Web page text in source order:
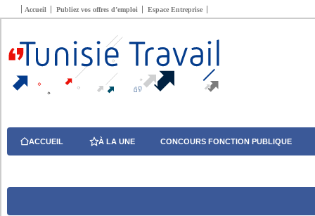
Accueil Publiez vos offres d’emploi Espace Entreprise
ACCUEIL À LA UNE CONCOURS FONCTION PUBLIQUE